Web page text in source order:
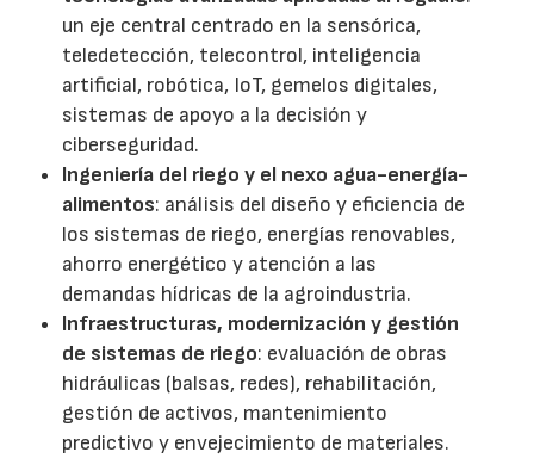
un eje central centrado en la sensórica,
teledetección, telecontrol, inteligencia
artificial, robótica, IoT, gemelos digitales,
sistemas de apoyo a la decisión y
ciberseguridad.
Ingeniería del riego y el nexo agua-energía-
alimentos: análisis del diseño y eficiencia de
los sistemas de riego, energías renovables,
ahorro energético y atención a las
demandas hídricas de la agroindustria.
Infraestructuras, modernización y gestión
de sistemas de riego: evaluación de obras
hidráulicas (balsas, redes), rehabilitación,
gestión de activos, mantenimiento
predictivo y envejecimiento de materiales.